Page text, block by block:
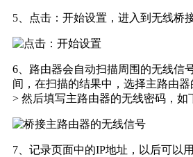
5、点击：开始设置，进入到无线桥
6、路由器会自动扫描周围的无线信
间，在扫描的结果中，选择主路由
> 然后填写主路由器的无线密码，如
7、记录页面中的IP地址，以后可以